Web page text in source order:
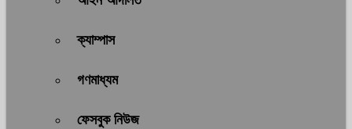
ক্যাম্পাস
গণমাধ্যম
ফেসবুক নিউজ